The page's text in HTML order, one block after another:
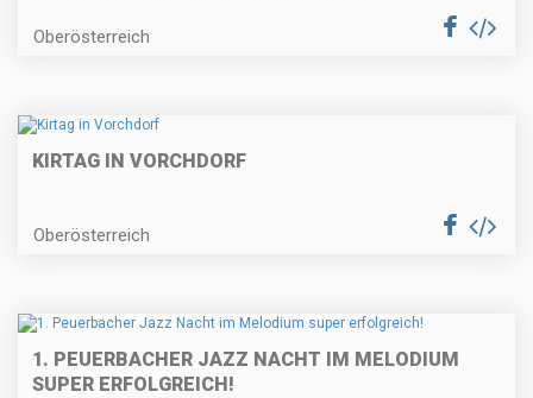
Oberösterreich
KIRTAG IN VORCHDORF
Oberösterreich
1. PEUERBACHER JAZZ NACHT IM MELODIUM
SUPER ERFOLGREICH!